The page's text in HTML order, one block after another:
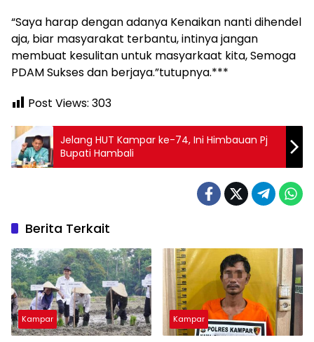
“Saya harap dengan adanya Kenaikan nanti dihendel
aja, biar masyarakat terbantu, intinya jangan
membuat kesulitan untuk masyarkaat kita, Semoga
PDAM Sukses dan berjaya.”tutupnya.***
Post Views: 303
Jelang HUT Kampar ke-74, Ini Himbauan Pj
Bupati Hambali
Berita Terkait
Kampar Kampar